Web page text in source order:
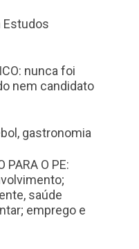
Estudos
nunca foi
nem candidato
gastronomia
PARA O PE:
saúde
emprego e